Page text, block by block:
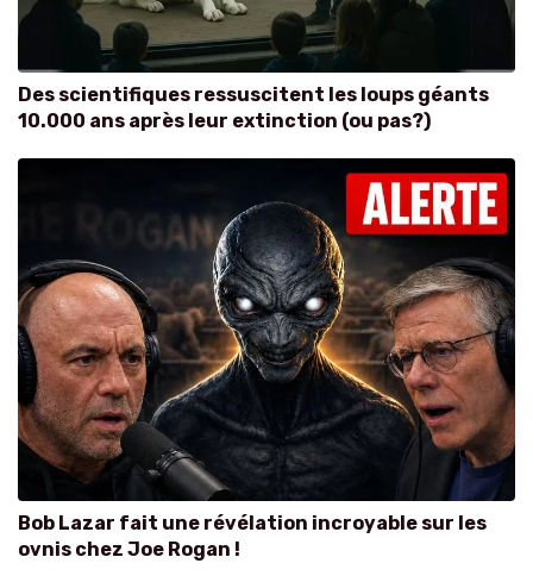
Des scientifiques ressuscitent les loups géants
10.000 ans après leur extinction (ou pas?)
Bob Lazar fait une révélation incroyable sur les
ovnis chez Joe Rogan !